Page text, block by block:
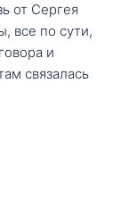
от Сергея
все по сути,
и
связалась
т.д. После
Сергей с